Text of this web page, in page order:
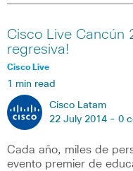
Cisco Live Cancún
regresiva!
Cisco Live
1 min read
Cisco Latam
22 July 2014 - 0
Cada año, miles de
evento premier de